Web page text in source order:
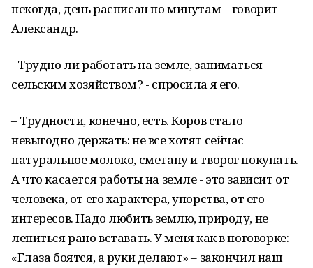
некогда, день расписан по минутам – говорит
Александр.
- Трудно ли работать на земле, заниматься
сельским хозяйством? - спросила я его.
– Трудности, конечно, есть. Коров стало
невыгодно держать: не все хотят сейчас
натуральное молоко, сметану и творог покупать.
А что касается работы на земле - это зависит от
человека, от его характера, упорства, от его
интересов. Надо любить землю, природу, не
лениться рано вставать. У меня как в поговорке:
«Глаза боятся, а руки делают» – закончил наш